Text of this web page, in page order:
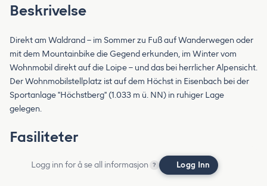
Beskrivelse
Direkt am Waldrand – im Sommer zu Fuß auf Wanderwegen oder
mit dem Mountainbike die Gegend erkunden, im Winter vom
Wohnmobil direkt auf die Loipe – und das bei herrlicher Alpensicht.
Der Wohnmobilstellplatz ist auf dem Höchst in Eisenbach bei der
Sportanlage "Höchstberg" (1.033 m ü. NN) in ruhiger Lage
gelegen.
Fasiliteter
Logg inn for å se all informasjon ? Logg Inn